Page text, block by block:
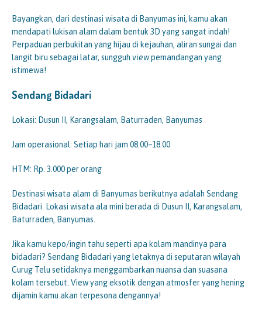
Bayangkan, dari destinasi wisata di Banyumas ini, kamu akan
mendapati lukisan alam dalam bentuk 3D yang sangat indah!
Perpaduan perbukitan yang hijau di kejauhan, aliran sungai dan
langit biru sebagai latar, sungguh viewpemandangan yang
istimewa!
Sendang Bidadari
Lokasi: Dusun II, Karangsalam, Baturraden, Banyumas
Jam operasional: Setiap hari jam 08.00–18.00
HTM: Rp. 3.000 per orang
Destinasi wisata alam di Banyumas berikutnya adalah Sendang
Bidadari. Lokasi wisata ala mini berada di Dusun II, Karangsalam,
Baturraden, Banyumas.
Jika kamu kepo/ingin tahu seperti apa kolam mandinya para
bidadari? Sendang Bidadari yang letaknya di seputaran wilayah
Curug Telu setidaknya menggambarkan nuansa dan suasana
kolam tersebut. View yang eksotik dengan atmosfer yang hening
dijamin kamu akan terpesona dengannya!